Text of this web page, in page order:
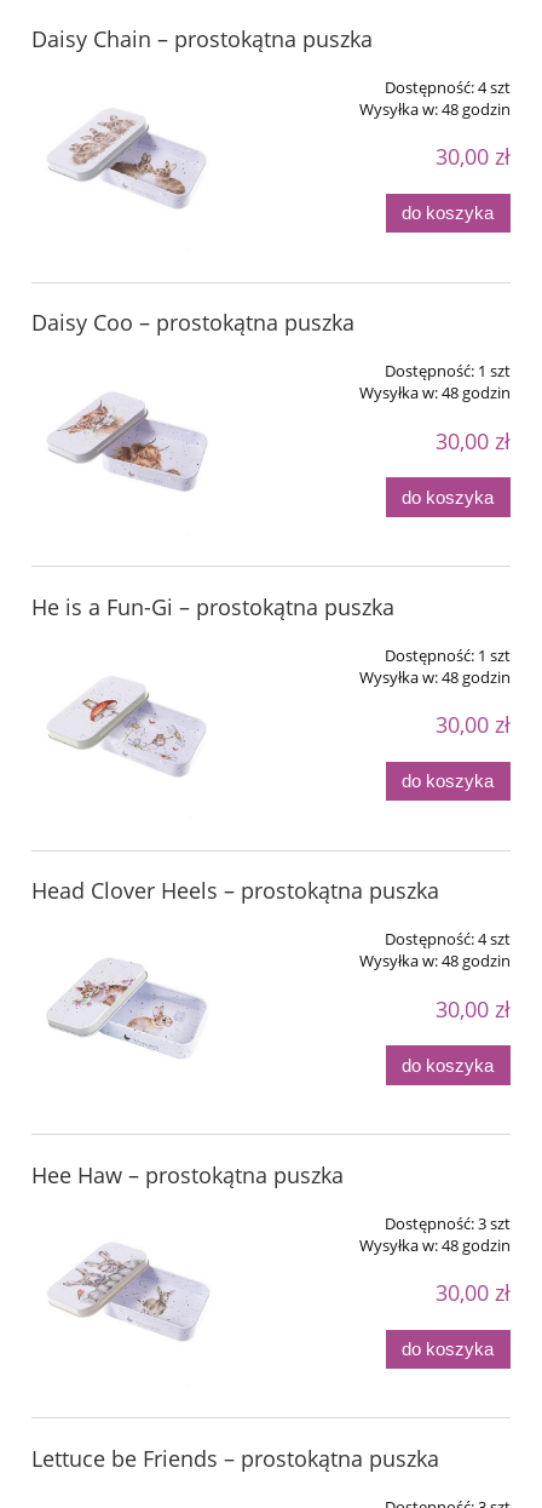
Daisy Chain – prostokątna puszka
Dostępność:4 szt
Wysyłka w:48 godzin
30,00 zł
do koszyka
Daisy Coo – prostokątna puszka
Dostępność: 1 szt
Wysyłka w:48 godzin
30,00 zł
do koszyka
He is a Fun-Gi – prostokątna puszka
Dostępność: 1 szt
Wysyłka w:48 godzin
30,00 zł
do koszyka
Head Clover Heels – prostokątna puszka
Dostępność:4 szt
Wysyłka w:48 godzin
30,00 zł
do koszyka
Hee Haw – prostokątna puszka
Dostępność:3 szt
Wysyłka w:48 godzin
30,00 zł
do koszyka
Lettuce be Friends – prostokątna puszka